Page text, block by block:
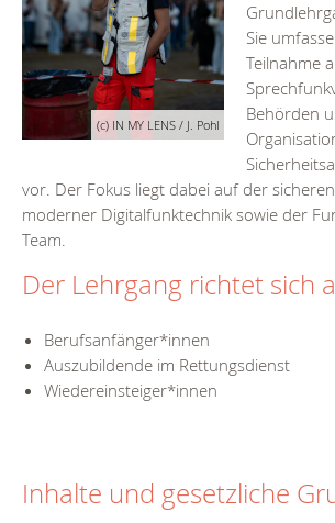
(c) IN MY LENS / J. Pohl
Sie
Teilnahme
Behörden
vor. Der Fokus liegt dabei auf der
moderner Digitalfunktechnik sowie der
Team.
Der Lehrgang richtet sich
Berufsanfänger*innen
Auszubildende im Rettungsdienst
Wiedereinsteiger*innen
Inhalte und gesetzliche